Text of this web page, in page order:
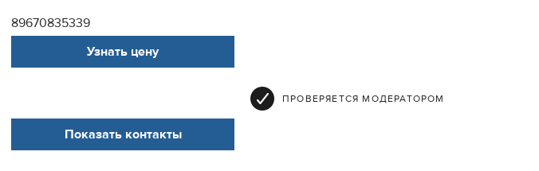
89670835339
Узнать цену
ПРОВЕРЯЕТСЯ МОДЕРАТОРОМ
Показать контакты